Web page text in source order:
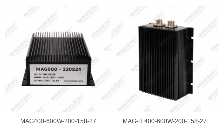
MAG400-600W-200-158-27 MAG-H 400-600W-200-158-27